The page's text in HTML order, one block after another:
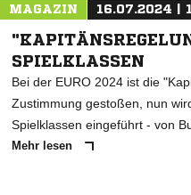
MAGAZIN 16.07.2024 |
SPIELKLASSEN
Bei der EURO 2024 ist die
Zustimmung gestoßen, nun
Spielklassen eingeführt - von
Mehr lesen